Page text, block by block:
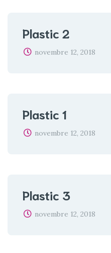
Plastic 2
novembre 12, 2018
Plastic 1
novembre 12, 2018
Plastic 3
novembre 12, 2018